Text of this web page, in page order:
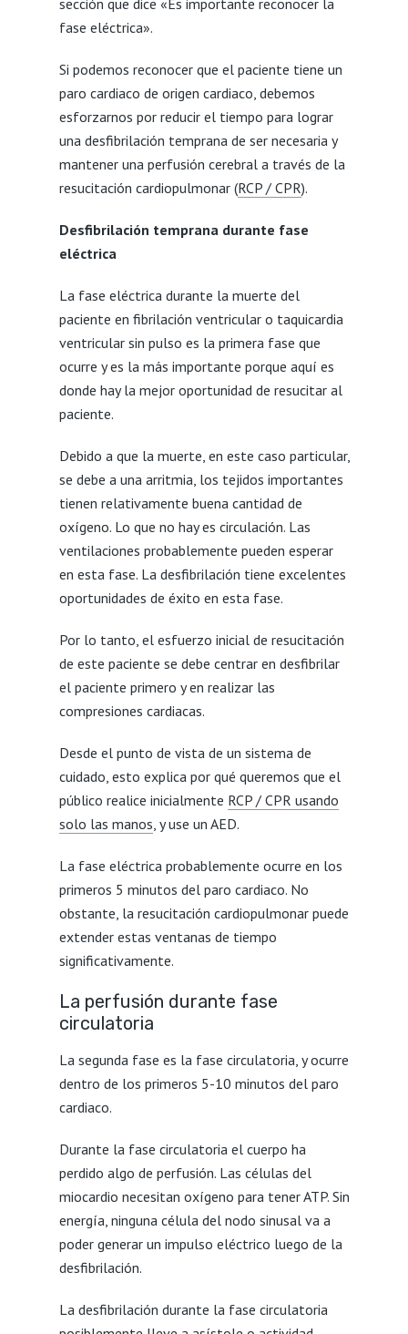
fase eléctrica».
Si podemos reconocer que el paciente tiene un
paro cardiaco de origen cardiaco, debemos
esforzarnos por reducir el tiempo para lograr
una desfibrilación temprana de ser necesaria y
mantener una perfusión cerebral a través de la
resucitación cardiopulmonar (RCP / CPR).
Desfibrilación temprana durante fase
eléctrica
La fase eléctrica durante la muerte del
paciente en fibrilación ventricular o taquicardia
ventricular sin pulso es la primera fase que
ocurre y es la más importante porque aquí es
donde hay la mejor oportunidad de resucitar al
paciente.
Debido a que la muerte, en este caso particular,
se debe a una arritmia, los tejidos importantes
tienen relativamente buena cantidad de
oxígeno. Lo que no hay es circulación. Las
ventilaciones probablemente pueden esperar
en esta fase. La desfibrilación tiene excelentes
oportunidades de éxito en esta fase.
Por lo tanto, el esfuerzo inicial de resucitación
de este paciente se debe centrar en desfibrilar
el paciente primero y en realizar las
compresiones cardiacas.
Desde el punto de vista de un sistema de
cuidado, esto explica por qué queremos que el
público realice inicialmente RCP / CPR usando
solo las manos , y use un AED.
La fase eléctrica probablemente ocurre en los
primeros 5 minutos del paro cardiaco. No
obstante, la resucitación cardiopulmonar puede
extender estas ventanas de tiempo
significativamente.
La perfusión durante fase
circulatoria
La segunda fase es la fase circulatoria, y ocurre
dentro de los primeros 5-10 minutos del paro
cardiaco.
Durante la fase circulatoria el cuerpo ha
perdido algo de perfusión. Las células del
miocardio necesitan oxígeno para tener ATP. Sin
energía, ninguna célula del nodo sinusal va a
poder generar un impulso eléctrico luego de la
desfibrilación.
La desfibrilación durante la fase circulatoria